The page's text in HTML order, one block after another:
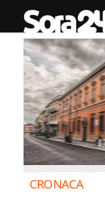
CRONACA